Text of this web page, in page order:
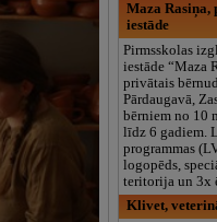
Maza
iestāde
Pirmsskolas
iestāde “Maza
privātais
Pārdaugavā,
bērniem no 10
līdz 6 gadiem.
programmas
logopēds,
teritorija un 3x
Klivet,